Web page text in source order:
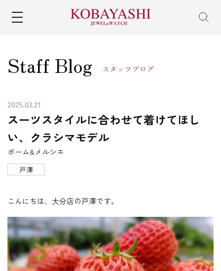
Staff Blog スタッフブログ
2025.03.21
スーツスタイルに合わせて着けてほし
い、クラシマモデル
ボーム&メルシエ
戸澤
こんにちは、大分店の戸澤です。